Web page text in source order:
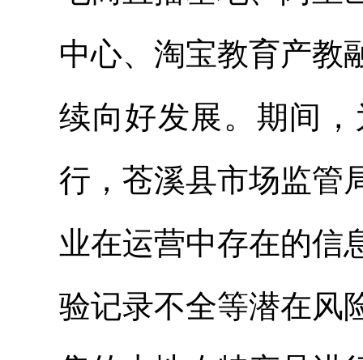
中心、淘宝教育产教
续向好发展。期间
行，苍溪县市场监管
业在运营中存在的信
验记录不全等潜在风